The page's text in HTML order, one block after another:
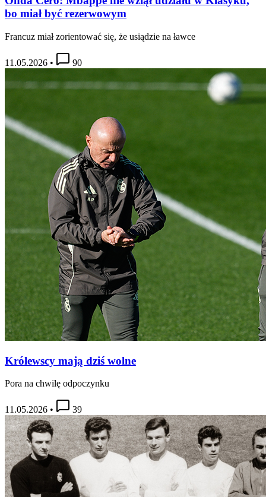
bo miał być rezerwowym
Francuz miał zorientować się, że usiądzie na ławce
11.05.2026 • 90
Królewscy mają dziś wolne
Pora na chwilę odpoczynku
11.05.2026 • 39